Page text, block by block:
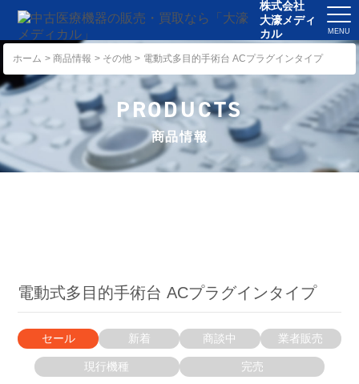
株式会社
大濠メディ
カル
ホーム
事業案内
商品情報
お知らせ
アクセス
採用情報
よくある質問
ホーム 商品情報 その他 電動式多目的手術台 ACプラグインタイプ
PRODUCTS
商品情報
電動式多目的手術台 ACプラグインタイプ
セール 新着 商談中 業者販売
現行機種 完売